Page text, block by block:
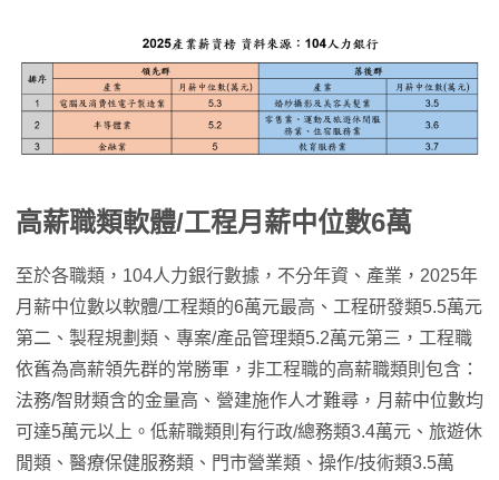
高薪職類軟體/工程月薪中位數6萬
至於各職類，104人力銀行數據，不分年資、產業，2025年
月薪中位數以軟體/工程類的6萬元最高、工程研發類5.5萬元
第二、製程規劃類、專案/產品管理類5.2萬元第三，工程職
依舊為高薪領先群的常勝軍，非工程職的高薪職類則包含：
法務/智財類含的金量高、營建施作人才難尋，月薪中位數均
可達5萬元以上。低薪職類則有行政/總務類3.4萬元、旅遊休
閒類、醫療保健服務類、門市營業類、操作/技術類3.5萬